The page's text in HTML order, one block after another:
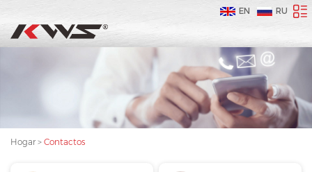
EN RU
Hogar> Contactos